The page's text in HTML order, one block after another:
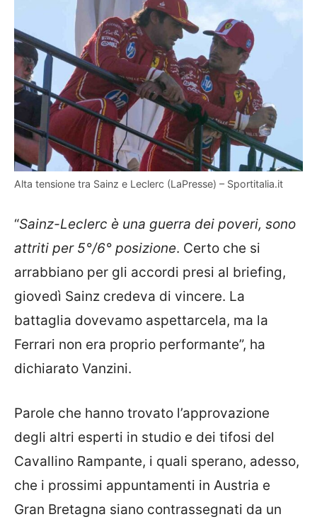
Alta tensione tra Sainz e Leclerc (LaPresse) – Sportitalia.it
“Sainz-Leclerc è una guerra dei poveri, sono
attriti per 5°/6° posizione. Certo che si
arrabbiano per gli accordi presi al briefing,
giovedì Sainz credeva di vincere. La
battaglia dovevamo aspettarcela, ma la
Ferrari non era proprio performante”, ha
dichiarato Vanzini.
Parole che hanno trovato l’approvazione
degli altri esperti in studio e dei tifosi del
Cavallino Rampante, i quali sperano, adesso,
che i prossimi appuntamenti in Austria e
Gran Bretagna siano contrassegnati da un